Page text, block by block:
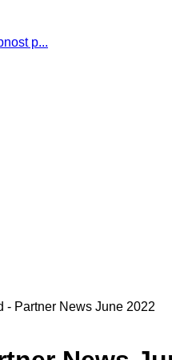
p...
- Partner News June 2022